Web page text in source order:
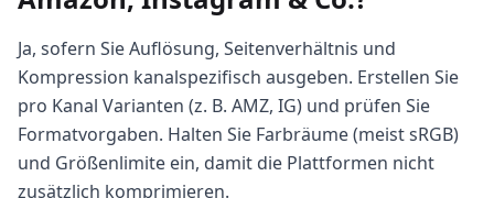
Ja, sofern Sie Auflösung, Seitenverhältnis und
Kompression kanalspezifisch ausgeben. Erstellen Sie
pro Kanal Varianten (z. B. AMZ, IG) und prüfen Sie
Formatvorgaben. Halten Sie Farbräume (meist sRGB)
und Größenlimite ein, damit die Plattformen nicht
zusätzlich komprimieren.